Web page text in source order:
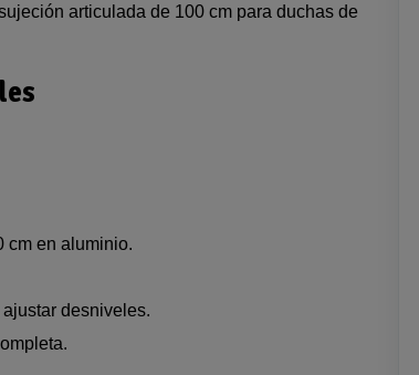
articulada de 100 cm para duchas de
cm en aluminio.
desniveles.